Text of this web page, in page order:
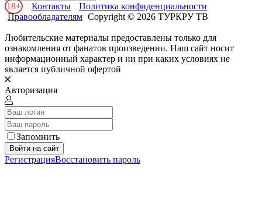
18+ Контакты
Политика конфиденциальности
Правообладателям Copyright © 2026 ТУРКРУ ТВ
Любительские материалы предоставлены только для
ознакомления от фанатов произведении. Наш сайт носит
информационный характер и ни при каких условиях не
является публичной офертой
Авторизация
Запомнить
Войти на сайт
РегистрацияВосстановить пароль